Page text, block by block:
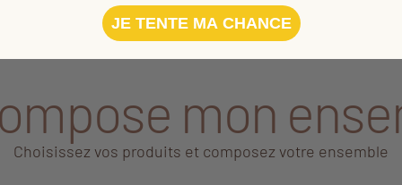
mon
Choisissez vos produits et composez votre ensemble
JE TENTE MA CHANCE